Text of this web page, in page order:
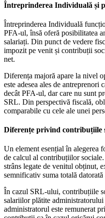
Întreprinderea Individuală și
Întreprinderea Individuală
PFA-ul, însă oferă posibilitatea
salariați. Din punct de vedere
impozit pe venit și contribuții
net.
Diferența majoră apare la nivel
este adesea ales de
decât PFA-ul, dar care nu sunt
SRL. Din perspectivă fiscală,
comparabile cu cele ale unei
Diferențe privind contribuțiile
Un element esențial în alegerea
de calcul al contribuțiilor
strâns legate de venitul obținut,
semnificativ suma totală datorată
În cazul SRL-ului, contribuțiile
salariilor plătite administratorului
administratorul este remunerat